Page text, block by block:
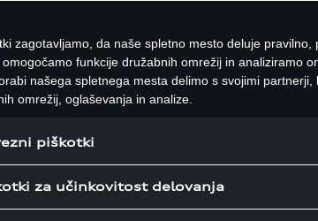
Audi
električnih
družbe Audi v
trenutne
vplivali na poslovanje,
zagotavljamo, da naše spletno mesto deluje pravilno,
funkcije družabnih omrežij in analiziramo
našega spletnega mesta delimo s svojimi partnerji,
omrežij, oglaševanja in analize.
piškotki
za učinkovitost delovanja